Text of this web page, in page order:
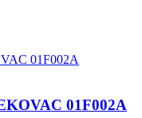
01F002A